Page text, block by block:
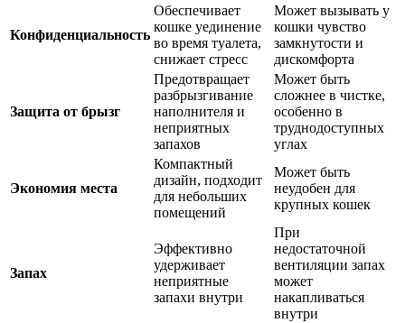
Конфиденциальность
Обеспечивает
кошке уединение
во время туалета,
снижает стресс
Может вызывать у
кошки чувство
замкнутости и
дискомфорта
Защита от брызг
Предотвращает
разбрызгивание
наполнителя и
неприятных
запахов
Может быть
сложнее в чистке,
особенно в
труднодоступных
углах
Экономия места
Компактный
дизайн, подходит
для небольших
помещений
Может быть
неудобен для
крупных кошек
Запах
Эффективно
удерживает
неприятные
запахи внутри
При
недостаточной
вентиляции запах
может
накапливаться
внутри